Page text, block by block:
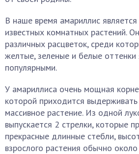
В наше время амариллис
известных комнатных растений.
различных расцветок, среди
желтые, зеленые и белые
популярными.
У амариллиса очень мощная
которой приходится
массивное растение. Из одной
выпускается 2 стрелки, которые
прекрасные длинные стебли,
взрослого растения обычно